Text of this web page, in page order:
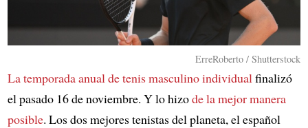
ErreRoberto / Shutterstock
La temporada anual de tenis masculino individualfinalizó
el pasado 16 de noviembre. Y lo hizode la mejor manera
posible. Los dos mejores tenistas del planeta, el español